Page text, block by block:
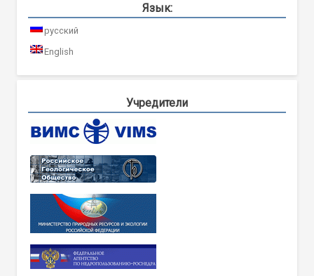
Язык:
русский
English
Учредители